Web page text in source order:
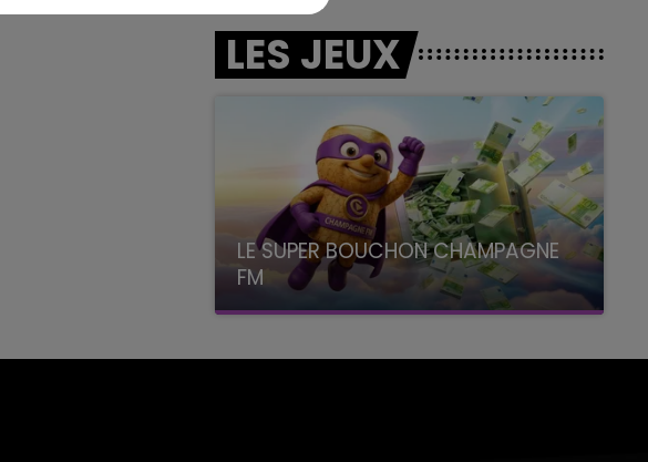
LES JEUX
LE SUPER BOUCHON CHAMPAGNE
FM
avec La Famille Champagne FM, à 8H10